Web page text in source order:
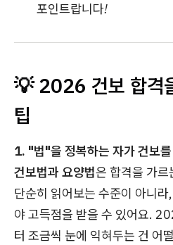
포인트랍니다!
💡 2026 건보 합격
팁
1. "법"을 정복하는 자가 건보
건보법과 요양법은 합격을 가르
단순히 읽어보는 수준이 아니
야 고득점을 받을 수 있어요.
터 조금씩 눈에 익혀두는 건 어